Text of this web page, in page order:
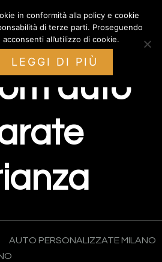
Auto
auto
AUTO PERSONALIZZATE MILANO
in conformità alla policy e cookie
di terze parti. Proseguendo
all’utilizzo di cookie.
LEGGI DI PIÙ